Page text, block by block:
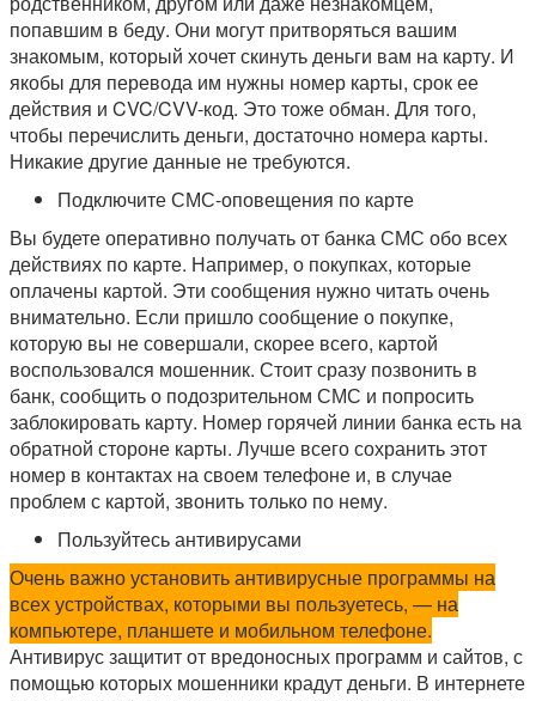
попавшим в беду. Они могут притворяться вашим
знакомым, который хочет скинуть деньги вам на карту. И
якобы для перевода им нужны номер карты, срок ее
действия и CVC/CVV-код. Это тоже обман. Для того,
чтобы перечислить деньги, достаточно номера карты.
Никакие другие данные не требуются.
Подключите СМС-оповещения по карте
Вы будете оперативно получать от банка СМС обо всех
действиях по карте. Например, о покупках, которые
оплачены картой. Эти сообщения нужно читать очень
внимательно. Если пришло сообщение о покупке,
которую вы не совершали, скорее всего, картой
воспользовался мошенник. Стоит сразу позвонить в
банк, сообщить о подозрительном СМС и попросить
заблокировать карту. Номер горячей линии банка есть на
обратной стороне карты. Лучше всего сохранить этот
номер в контактах на своем телефоне и, в случае
проблем с картой, звонить только по нему.
Пользуйтесь антивирусами
Очень важно установить антивирусные программы на
всех устройствах, которыми вы пользуетесь, — на
компьютере, планшете и мобильном телефоне.
Антивирус защитит от вредоносных программ и сайтов, с
помощью которых мошенники крадут деньги. В интернете